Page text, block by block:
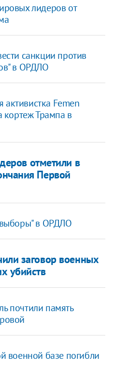
лидеров от
санкции против
в ОРДЛО
Femen
кортеж Трампа в
отметили в
Первой
в ОРДЛО
заговор военных
убийств
почтили память
военной базе погибли